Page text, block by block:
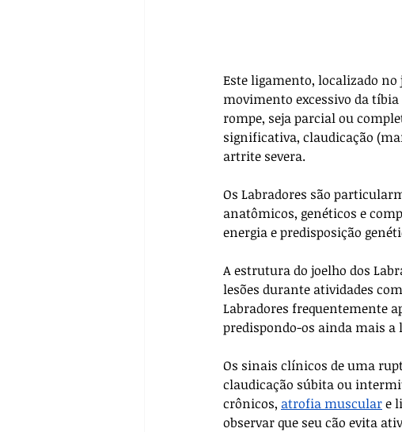
Este ligamento, localizado
movimento excessivo da
rompe, seja parcial ou
significativa, claudicação
artrite severa.
Os Labradores são
anatômicos, genéticos e
energia e predisposição
A estrutura do joelho dos
lesões durante atividades
Labradores frequentemente
predispondo-os ainda mais
Os sinais clínicos de uma
claudicação súbita ou
crônicos, atrofia muscular e
observar que seu cão evita